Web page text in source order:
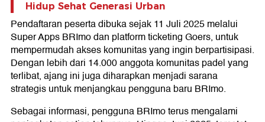
Hidup Sehat Generasi Urban
Pendaftaran peserta dibuka sejak 11 Juli 2025 melalui
Super Apps BRImo dan platform ticketing Goers, untuk
mempermudah akses komunitas yang ingin berpartisipasi.
Dengan lebih dari 14.000 anggota komunitas padel yang
terlibat, ajang ini juga diharapkan menjadi sarana
strategis untuk menjangkau pengguna baru BRImo.
Sebagai informasi, pengguna BRImo terus mengalami